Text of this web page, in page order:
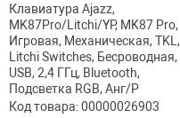
Клавиатура Ajazz,
MK87Pro/Litchi/YP, MK87 Pro,
Игровая, Механическая, TKL,
Litchi Switches, Бесроводная,
USB, 2,4 ГГц, Bluetooth,
Подсветка RGB, Анг/Р
Код товара: 00000026903